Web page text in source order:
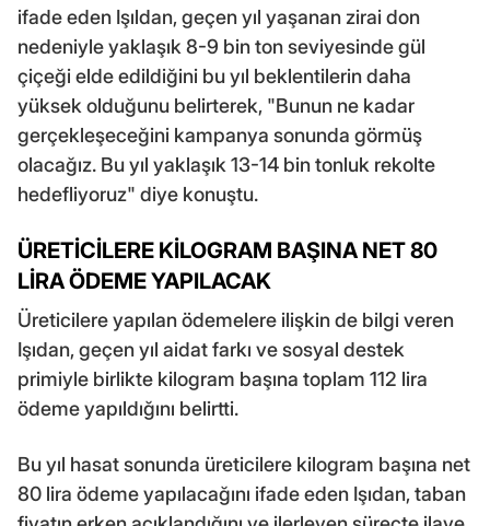
ifade eden Işıldan, geçen yıl yaşanan zirai don
nedeniyle yaklaşık 8-9 bin ton seviyesinde gül
çiçeği elde edildiğini bu yıl beklentilerin daha
yüksek olduğunu belirterek, "Bunun ne kadar
gerçekleşeceğini kampanya sonunda görmüş
olacağız. Bu yıl yaklaşık 13-14 bin tonluk rekolte
hedefliyoruz" diye konuştu.
ÜRETİCİLERE KİLOGRAM BAŞINA NET 80
LİRA ÖDEME YAPILACAK
Üreticilere yapılan ödemelere ilişkin de bilgi veren
Işıdan, geçen yıl aidat farkı ve sosyal destek
primiyle birlikte kilogram başına toplam 112 lira
ödeme yapıldığını belirtti.
Bu yıl hasat sonunda üreticilere kilogram başına net
80 lira ödeme yapılacağını ifade eden Işıdan, taban